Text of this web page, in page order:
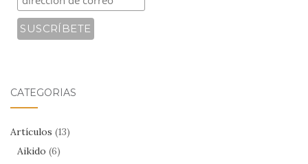
CATEGORÍAS
Artículos (13)
Aikido (6)